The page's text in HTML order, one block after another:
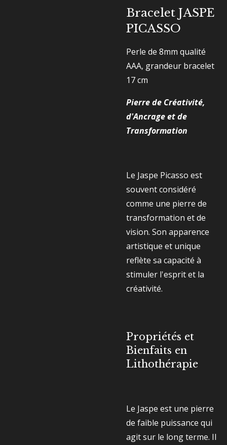
Bracelet JASPE
PICASSO
Perle de 8mm qualité
AAA, grandeur bracelet
17 cm
Pierre de Créativité,
d'Ancrage et de
Transformation
Le Jaspe Picasso est
souvent considéré
comme une pierre de
transformation et de
vision. Son apparence
artistique et unique
reflète sa capacité à
stimuler l'esprit et la
créativité.
Propriétés et
Bienfaits en
Lithothérapie
Le Jaspe est une pierre
de faible puissance qui
agit sur le long terme. Il